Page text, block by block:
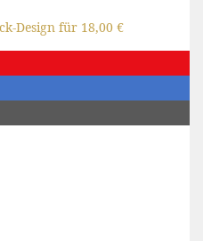
Design für 18,00 €